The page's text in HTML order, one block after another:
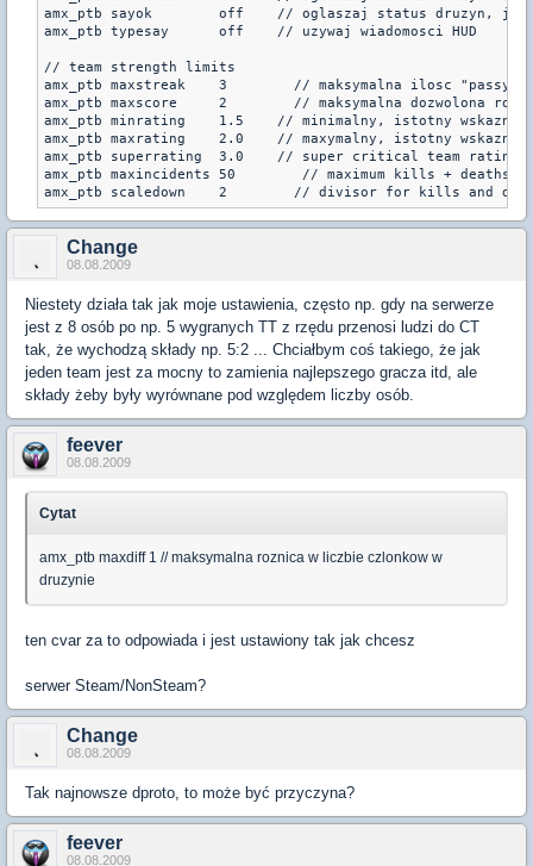
amx_ptb sayok        off    // oglaszaj status druzyn,
amx_ptb typesay      off    // uzywaj wiadomosci HUD
// team strength limits
amx_ptb maxstreak    3        // maksymalna ilosc "passy
amx_ptb maxscore     2        // maksymalna dozwolona
amx_ptb minrating    1.5    // minimalny, istotny wskaznik
amx_ptb maxrating    2.0    // maxymalny, istotny
amx_ptb superrating  3.0    // super critical team rating
amx_ptb maxincidents 50        // maximum kills + deaths
amx_ptb scaledown    2        // divisor for kills and deaths,
Change
08.08.2009
Niestety działa tak jak moje ustawienia, często np. gdy na serwerze
jest z 8 osób po np. 5 wygranych TT z rzędu przenosi ludzi do CT
tak, że wychodzą składy np. 5:2 ... Chciałbym coś takiego, że jak
jeden team jest za mocny to zamienia najlepszego gracza itd, ale
składy żeby były wyrównane pod względem liczby osób.
feever
08.08.2009
Cytat
amx_ptb maxdiff 1 // maksymalna roznica w liczbie czlonkow w
druzynie
ten cvar za to odpowiada i jest ustawiony tak jak chcesz
serwer Steam/NonSteam?
Change
08.08.2009
Tak najnowsze dproto, to może być przyczyna?
feever
08.08.2009